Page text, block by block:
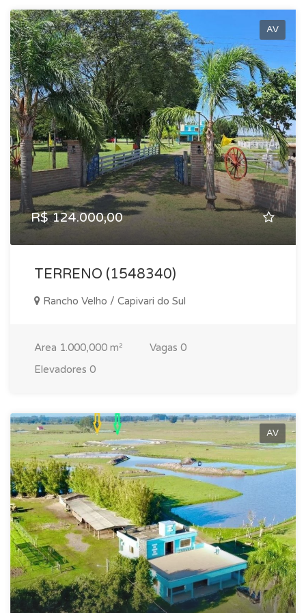
AV
R$ 124.000,00
TERRENO (1548340)
Rancho Velho / Capivari do Sul
Area 1.000,000 m² Vagas 0
Elevadores 0
AV